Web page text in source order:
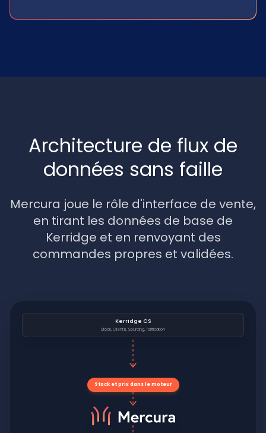
Architecture de flux de
données sans faille
Mercura joue le rôle d'interface de vente,
en tirant les données de base de
Kerridge et en renvoyant des
commandes propres et validées.
Kerridge CS
Stock, Clients, Sourcing, Tarification
Stock et prix dans le moteur